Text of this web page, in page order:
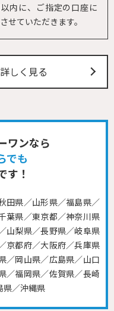
内に、ご指定の口座に
せていただきます。
しく見る
ワンなら
でも
す！
田県／山形県／福島県／
葉県／東京都／神奈川県
山梨県／長野県／岐阜県
京都府／大阪府／兵庫県
／岡山県／広島県／山口
／福岡県／佐賀県／長崎
県／沖縄県